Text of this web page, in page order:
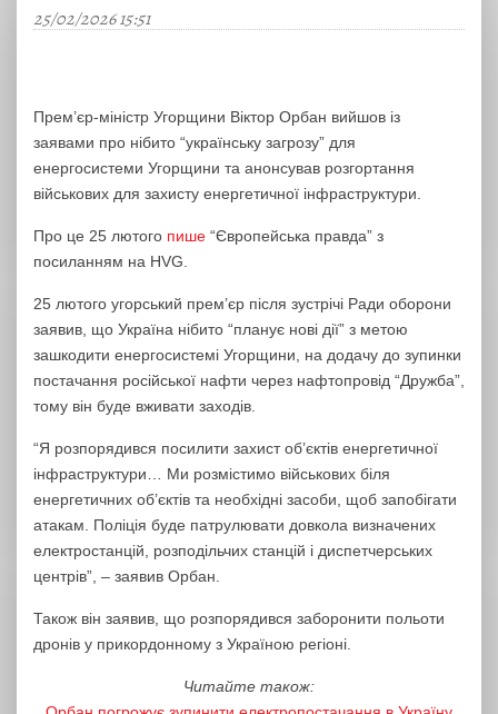
25/02/2026 15:51
Прем’єр-міністр Угорщини Віктор Орбан вийшов із
заявами про нібито “українську загрозу” для
енергосистеми Угорщини та анонсував розгортання
військових для захисту енергетичної інфраструктури.
Про це 25 лютого пише “Європейська правда” з
посиланням на HVG.
25 лютого угорський прем’єр після зустрічі Ради оборони
заявив, що Україна нібито “планує нові дії” з метою
зашкодити енергосистемі Угорщини, на додачу до зупинки
постачання російської нафти через нафтопровід “Дружба”,
тому він буде вживати заходів.
“Я розпорядився посилити захист об’єктів енергетичної
інфраструктури… Ми розмістимо військових біля
енергетичних об’єктів та необхідні засоби, щоб запобігати
атакам. Поліція буде патрулювати довкола визначених
електростанцій, розподільчих станцій і диспетчерських
центрів”, – заявив Орбан.
Також він заявив, що розпорядився заборонити польоти
дронів у прикордонному з Україною регіоні.
Читайте також: